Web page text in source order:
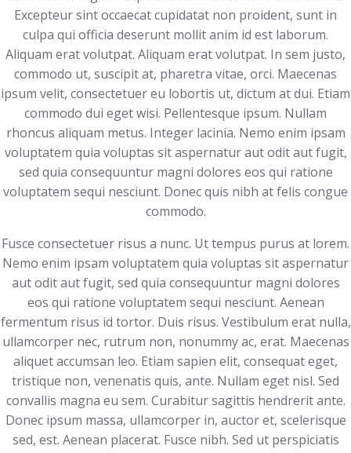
Excepteur sint occaecat cupidatat non proident, sunt in
culpa qui officia deserunt mollit anim id est laborum.
Aliquam erat volutpat. Aliquam erat volutpat. In sem justo,
commodo ut, suscipit at, pharetra vitae, orci. Maecenas
ipsum velit, consectetuer eu lobortis ut, dictum at dui. Etiam
commodo dui eget wisi. Pellentesque ipsum. Nullam
rhoncus aliquam metus. Integer lacinia. Nemo enim ipsam
voluptatem quia voluptas sit aspernatur aut odit aut fugit,
sed quia consequuntur magni dolores eos qui ratione
voluptatem sequi nesciunt. Donec quis nibh at felis congue
commodo.
Fusce consectetuer risus a nunc. Ut tempus purus at lorem.
Nemo enim ipsam voluptatem quia voluptas sit aspernatur
aut odit aut fugit, sed quia consequuntur magni dolores
eos qui ratione voluptatem sequi nesciunt. Aenean
fermentum risus id tortor. Duis risus. Vestibulum erat nulla,
ullamcorper nec, rutrum non, nonummy ac, erat. Maecenas
aliquet accumsan leo. Etiam sapien elit, consequat eget,
tristique non, venenatis quis, ante. Nullam eget nisl. Sed
convallis magna eu sem. Curabitur sagittis hendrerit ante.
Donec ipsum massa, ullamcorper in, auctor et, scelerisque
sed, est. Aenean placerat. Fusce nibh. Sed ut perspiciatis